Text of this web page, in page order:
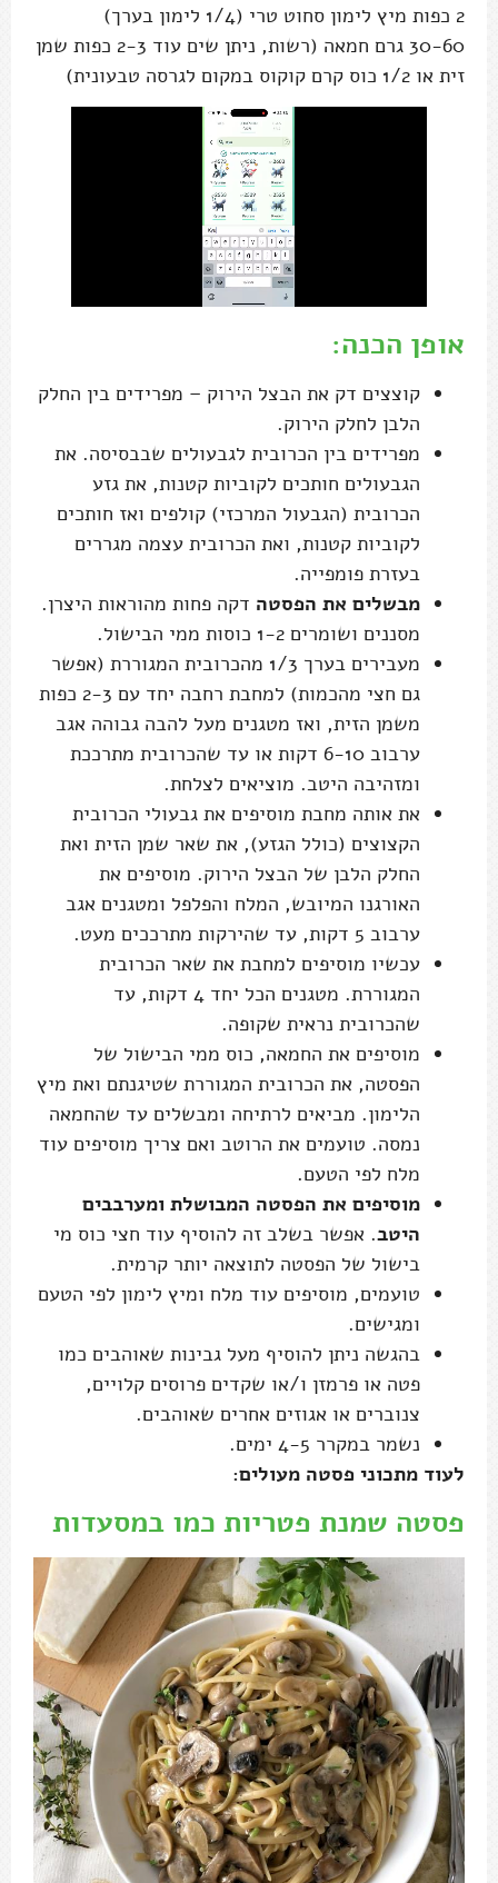
2 כפות מיץ לימון סחוט טרי (1/4 לימון בערך)
30-60 גרם חמאה (רשות, ניתן שים עוד 2-3 כפות שמן
זית או 1/2 כוס קרם קוקוס במקום לגרסה טבעונית)
אופן הכנה:
קוצצים דק את הבצל הירוק – מפרידים בין החלק
הלבן לחלק הירוק.
מפרידים בין הכרובית לגבעולים שבבסיסה. את
הגבעולים חותכים לקוביות קטנות, את גזע
הכרובית (הגבעול המרכזי) קולפים ואז חותכים
לקוביות קטנות, ואת הכרובית עצמה מגררים
בעזרת פומפייה.
מבשלים את הפסטה דקה פחות מהוראות היצרן.
מסננים ושומרים 1-2 כוסות ממי הבישול.
מעבירים בערך 1/3 מהכרובית המגוררת (אפשר
גם חצי מהכמות) למחבת רחבה יחד עם 2-3 כפות
משמן הזית, ואז מטגנים מעל להבה גבוהה אגב
ערבוב 6-10 דקות או עד שהכרובית מתרככת
ומזהיבה היטב. מוציאים לצלחת.
את אותה מחבת מוסיפים את גבעולי הכרובית
הקצוצים (כולל הגזע), את שאר שמן הזית ואת
החלק הלבן של הבצל הירוק. מוסיפים את
האורגנו המיובש, המלח והפלפל ומטגנים אגב
ערבוב 5 דקות, עד שהירקות מתרככים מעט.
עכשיו מוסיפים למחבת את שאר הכרובית
המגוררת. מטגנים הכל יחד 4 דקות, עד
שהכרובית נראית שקופה.
מוסיפים את החמאה, כוס ממי הבישול של
הפסטה, את הכרובית המגוררת שטיגנתם ואת מיץ
הלימון. מביאים לרתיחה ומבשלים עד שהחמאה
נמסה. טועמים את הרוטב ואם צריך מוסיפים עוד
מלח לפי הטעם.
מוסיפים את הפסטה המבושלת ומערבבים
היטב. אפשר בשלב זה להוסיף עוד חצי כוס מי
בישול של הפסטה לתוצאה יותר קרמית.
טועמים, מוסיפים עוד מלח ומיץ לימון לפי הטעם
ומגישים.
בהגשה ניתן להוסיף מעל גבינות שאוהבים כמו
פטה או פרמזן ו/או שקדים פרוסים קלויים,
צנוברים או אגוזים אחרים שאוהבים.
נשמר במקרר 4-5 ימים.
לעוד מתכוני פסטה מעולים:
פסטה שמנת פטריות כמו במסעדות